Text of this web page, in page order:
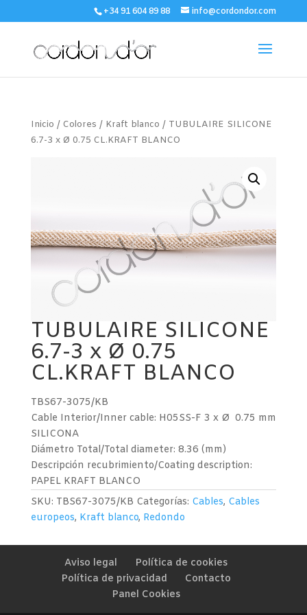
+34 91 604 89 88 info@cordondor.com
Inicio / Colores / Kraft blanco / TUBULAIRE SILICONE
6.7-3 x Ø 0.75 CL.KRAFT BLANCO
TUBULAIRE SILICONE
6.7-3 x Ø 0.75
CL.KRAFT BLANCO
TBS67-3075/KB
Cable Interior/Inner cable: H05SS-F 3 x Ø 0.75 mm
SILICONA
Diámetro Total/Total diameter: 8.36 (mm)
Descripción recubrimiento/Coating description:
PAPEL KRAFT BLANCO
SKU: TBS67-3075/KB Categorías: Cables, Cables
europeos, Kraft blanco, Redondo
Aviso legal
Política de cookies
Política de privacidad
Contacto
Panel Cookies